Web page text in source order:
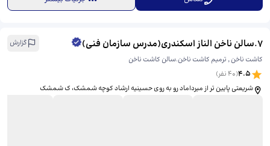
7
.سالن ناخن الناز اسکندری(مدرس سازمان فنی)
گزارش
کاشت ناخن ٬ ترمیم کاشت ناخن.سالن کاشت ناخن
4.5
(
40نفر)
شریعتی پایین تر از میرداماد رو به روی حسینیه ارشاد کوچه شمشک، ​ک شمشک